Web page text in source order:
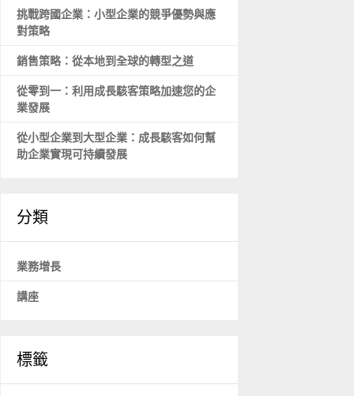
挑戰跨國企業：小型企業的競爭優勢與應
對策略
銷售策略：從本地到全球的轉型之道
從零到一：利用成長駭客策略加速您的企
業發展
從小型企業到大型企業：成長駭客如何幫
助企業實現可持續發展
分類
業務增長
講座
標籤